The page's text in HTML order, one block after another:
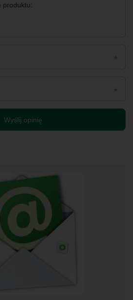
produktu:
Wyślij opinię